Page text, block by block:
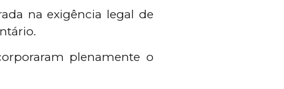
na exigência legal de
plenamente o